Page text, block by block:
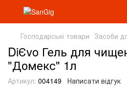
Господарські товари Засоби
DiЄvo Гель для
"Домекс" 1л
Артикул: 004149 Написати відгук